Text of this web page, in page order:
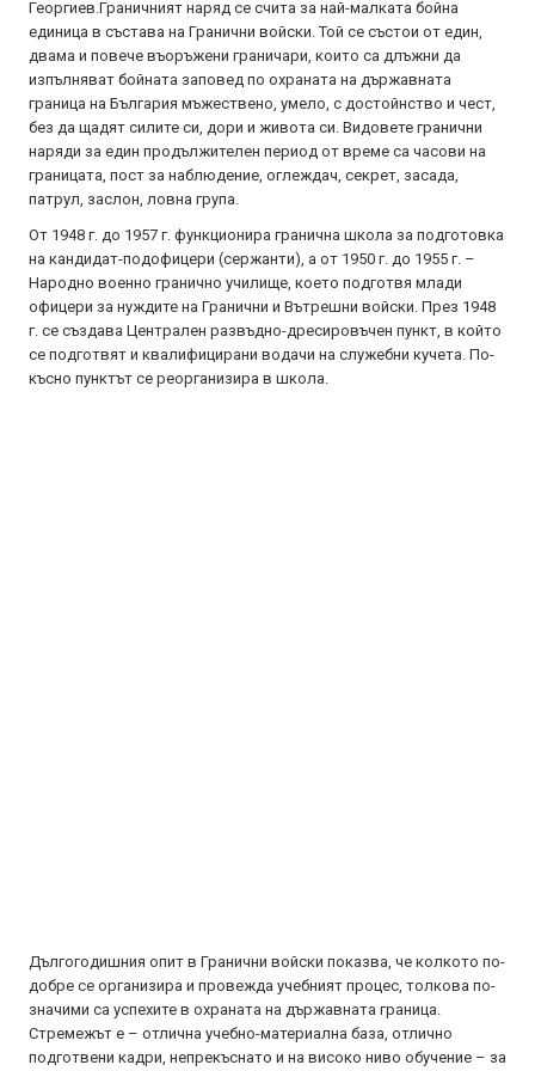
Георгиев.Граничният наряд се счита за най-малката бойна
единица в състава на Гранични войски. Той се състои от един,
двама и повече въоръжени граничари, които са длъжни да
изпълняват бойната заповед по охраната на държавната
граница на България мъжествено, умело, с достойнство и чест,
без да щадят силите си, дори и живота си. Видовете гранични
наряди за един продължителен период от време са часови на
границата, пост за наблюдение, оглеждач, секрет, засада,
патрул, заслон, ловна група.
От 1948 г. до 1957 г. функционира гранична школа за подготовка
на кандидат-подофицери (сержанти), а от 1950 г. до 1955 г. –
Народно военно гранично училище, което подготвя млади
офицери за нуждите на Гранични и Вътрешни войски. През 1948
г. се създава Централен развъдно-дресировъчен пункт, в който
се подготвят и квалифицирани водачи на служебни кучета. По-
късно пунктът се реорганизира в школа.
Дългогодишния опит в Гранични войски показва, че колкото по-
добре се организира и провежда учебният процес, толкова по-
значими са успехите в охраната на държавната граница.
Стремежът е – отлична учебно-материална база, отлично
подготвени кадри, непрекъснато и на високо ниво обучение – за